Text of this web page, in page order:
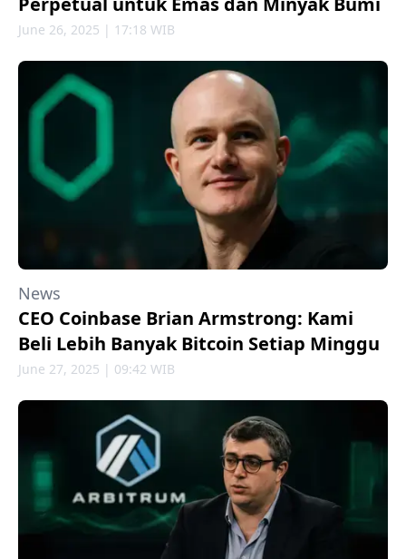
June 26, 2025 | 17:18 WIB
News
CEO Coinbase Brian Armstrong: Kami
Beli Lebih Banyak Bitcoin Setiap Minggu
June 27, 2025 | 09:42 WIB